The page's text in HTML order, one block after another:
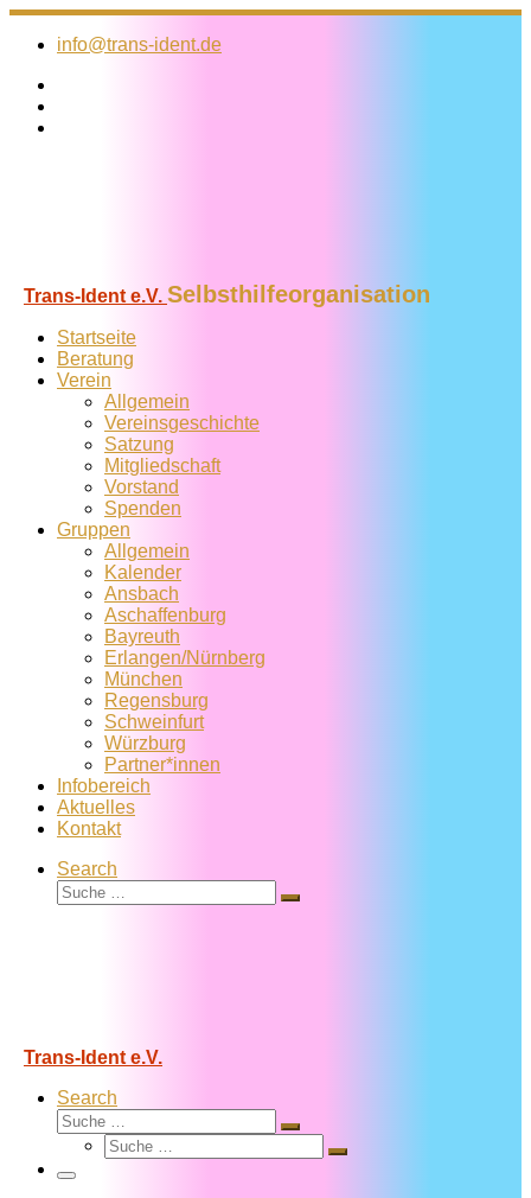
Zum
Inhalt
info@trans-ident.de
Trans-Ident e.V. Selbsthilfeorganisation
Startseite
Beratung
Verein
Allgemein
Vereins­geschichte
Satzung
Mitglied­schaft
Vorstand
Spenden
Gruppen
Allgemein
Kalender
Ansbach
Aschaffenburg
Bayreuth
Erlangen/Nürnberg
München
Regensburg
Schweinfurt
Würzburg
Partner*innen
Infobereich
Aktuelles
Kontakt
Search
Suche
Suche
Trans-Ident e.V.
Search
Suche
Suche
Suche
Suche
Menü